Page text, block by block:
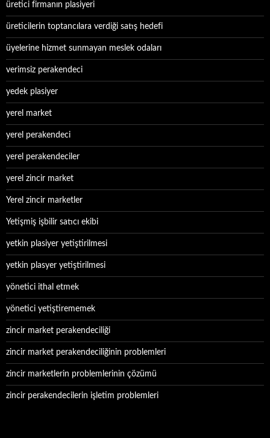
üretici firmanın plasiyeri
üreticilerin toptancılara verdiği satış hedefi
üyelerine hizmet sunmayan meslek odaları
verimsiz perakendeci
yedek plasiyer
yerel market
yerel perakendeci
yerel perakendeciler
yerel zincir market
Yerel zincir marketler
Yetişmiş işbilir satıcı ekibi
yetkin plasiyer yetiştirilmesi
yetkin plasyer yetiştirilmesi
yönetici ithal etmek
yönetici yetiştirememek
zincir market perakendeciliği
zincir market perakendeciliğinin problemleri
zincir marketlerin problemlerinin çözümü
zincir perakendecilerin işletim problemleri